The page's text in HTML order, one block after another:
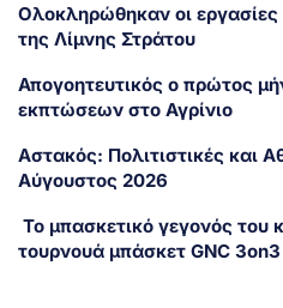
Ολοκληρώθηκαν οι
της Λίμνης Στράτου
Απογοητευτικός ο πρώτος
εκπτώσεων στο Αγρίνιο
Αστακός: Πολιτιστικές και
Αύγουστος 2026
Το μπασκετικό γεγονός του
τουρνουά μπάσκετ GNC